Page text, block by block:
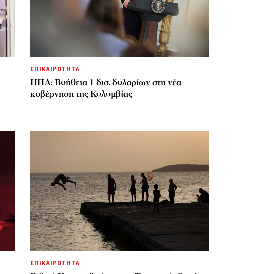
ΕΠΙΚΑΙΡΟΤΗΤΑ
ΗΠΑ: Βοήθεια 1 δισ. δολαρίων στη νέα
κυβέρνηση της Κολομβίας
ΕΠΙΚΑΙΡΟΤΗΤΑ